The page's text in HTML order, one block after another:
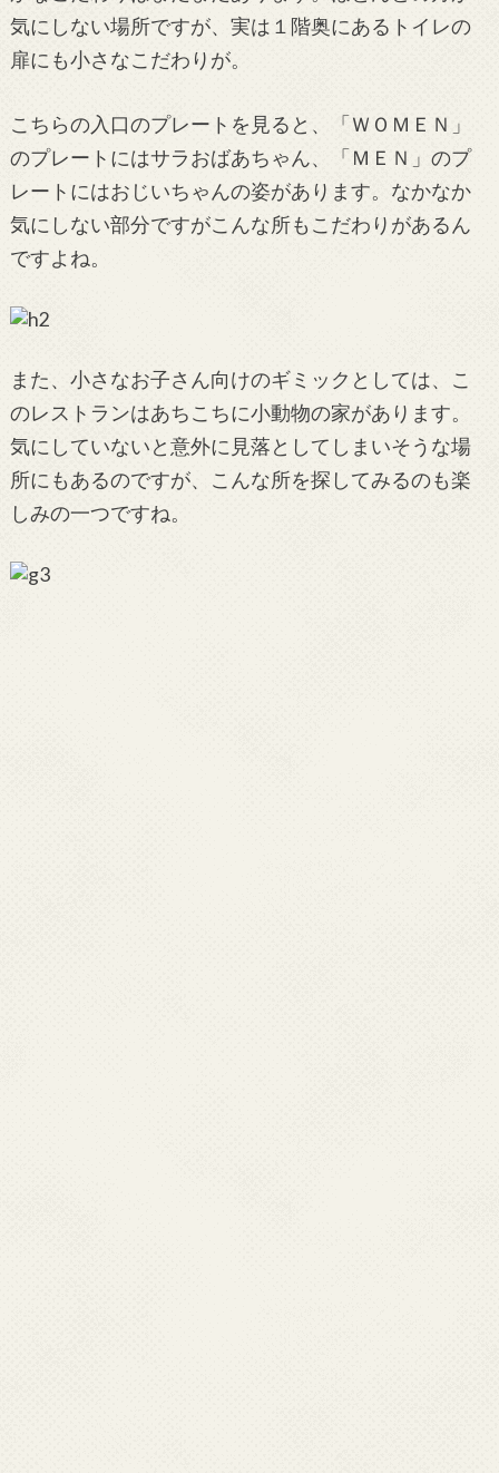
気にしない場所ですが、実は１階奥にあるトイレの
扉にも小さなこだわりが。
こちらの入口のプレートを見ると、「ＷＯＭＥＮ」
のプレートにはサラおばあちゃん、「ＭＥＮ」のプ
レートにはおじいちゃんの姿があります。なかなか
気にしない部分ですがこんな所もこだわりがあるん
ですよね。
また、小さなお子さん向けのギミックとしては、こ
のレストランはあちこちに小動物の家があります。
気にしていないと意外に見落としてしまいそうな場
所にもあるのですが、こんな所を探してみるのも楽
しみの一つですね。